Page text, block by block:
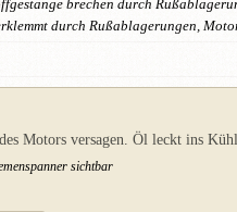
brechen durch
durch Rußablagerungen,
Motors versagen. Öl leckt ins
sichtbar